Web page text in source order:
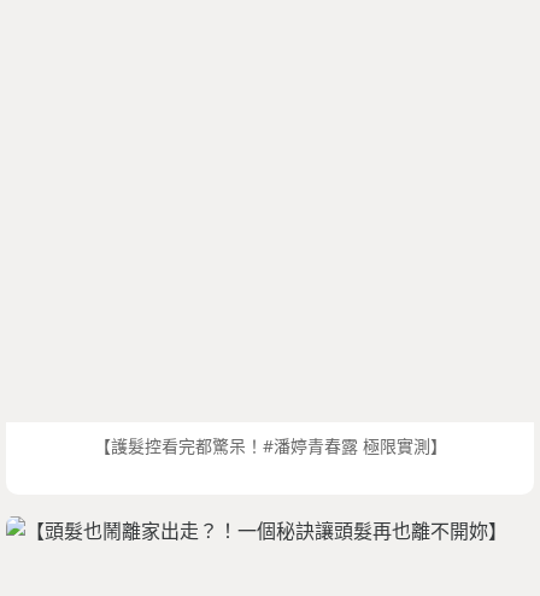
【護髮控看完都驚呆！#潘婷青春露 極限實測】